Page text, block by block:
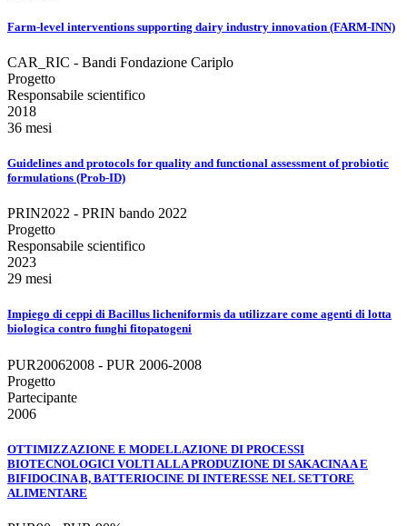
Farm-level interventions supporting dairy industry innovation (FARM-INN)
CAR_RIC - Bandi Fondazione Cariplo
Progetto
Responsabile scientifico
2018
36 mesi
Guidelines and protocols for quality and functional assessment of probiotic
formulations (Prob-ID)
PRIN2022 - PRIN bando 2022
Progetto
Responsabile scientifico
2023
29 mesi
Impiego di ceppi di Bacillus licheniformis da utilizzare come agenti di lotta
biologica contro funghi fitopatogeni
PUR20062008 - PUR 2006-2008
Progetto
Partecipante
2006
OTTIMIZZAZIONE E MODELLAZIONE DI PROCESSI
BIOTECNOLOGICI VOLTI ALLA PRODUZIONE DI SAKACINA A E
BIFIDOCINA B, BATTERIOCINE DI INTERESSE NEL SETTORE
ALIMENTARE